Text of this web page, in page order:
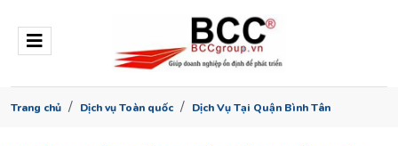
Trang chủ Dịch vụ Toàn quốc Dịch Vụ Tại Quận Bình Tân